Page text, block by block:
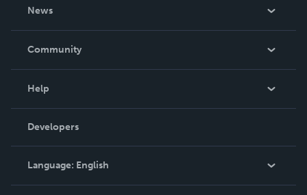
News
In The News
Community
Podcast
Help
Order Lookup
Knowledge Base
Contact Support
Developers
Language: English